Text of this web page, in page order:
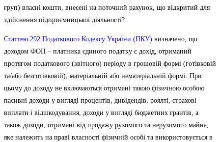
груп) власні кошти, внесені на поточний рахунок, що відкритий для
здійснення підприємницької діяльності?
Статтею 292 Податкового Кодексу України (ПКУ) визначено, що
доходом ФОП – платника єдиного податку є дохід, отриманий
протягом податкового (звітного) періоду в грошовій формі (готівковій
та/або безготівковій); матеріальній або нематеріальній формі. При
цьому до доходу не включаються отримані такою фізичною особою
пасивні доходи у вигляді процентів, дивідендів, роялті, страхові
виплати і відшкодування, доходи у вигляді бюджетних грантів, а
також доходи, отримані від продажу рухомого та нерухомого майна,
яке належить на праві власності фізичній особі та використовується в